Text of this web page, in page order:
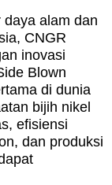
alam dan
CNGR
inovasi
Blown
di dunia
bijih nikel
efisiensi
dan produksi